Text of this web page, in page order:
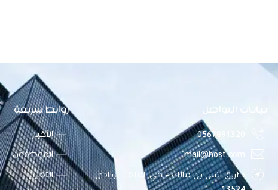
بيانات التواصل
0567891320
mail@host.com
طريق أنس بن مالك - حي الملقا, الرياض
روابط سريعة
الأخبار
الموظفون
التقارير